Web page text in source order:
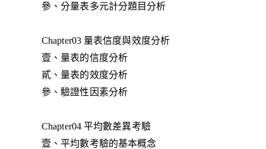
參、分量表多元計分題目分析
Chapter03 量表信度與效度分析
壹、量表的信度分析
貳、量表的效度分析
參、驗證性因素分析
Chapter04 平均數差異考驗
壹、平均數考驗的基本概念